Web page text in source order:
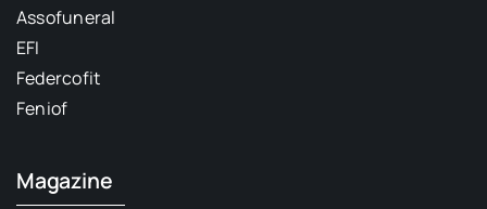
Assofuneral
EFI
Federcofit
Feniof
Magazine